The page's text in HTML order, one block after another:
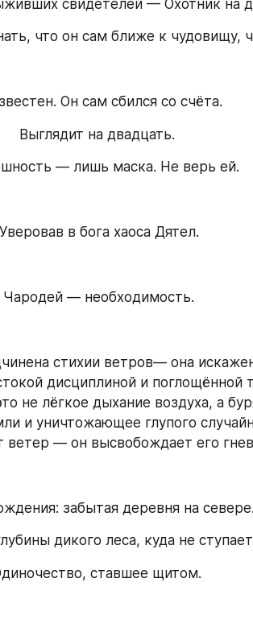
свидетелей — Охотник на
что он сам ближе к чудовищу,
Он сам сбился со счёта.
Выглядит на двадцать.
— лишь маска. Не верь ей.
Уверовав в бога хаоса Дятел.
Чародей — необходимость.
стихии ветров— она
дисциплиной и поглощённой
не лёгкое дыхание воздуха, а
и уничтожающее глупого
ветер — он высвобождает его
забытая деревня на
дикого леса, куда не
ставшее щитом.